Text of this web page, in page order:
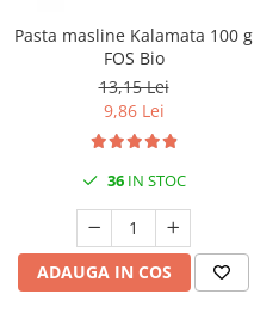
Pasta masline Kalamata 100 g
FOS Bio
13,15 Lei
9,86 Lei
36IN STOC
ADAUGA IN COS